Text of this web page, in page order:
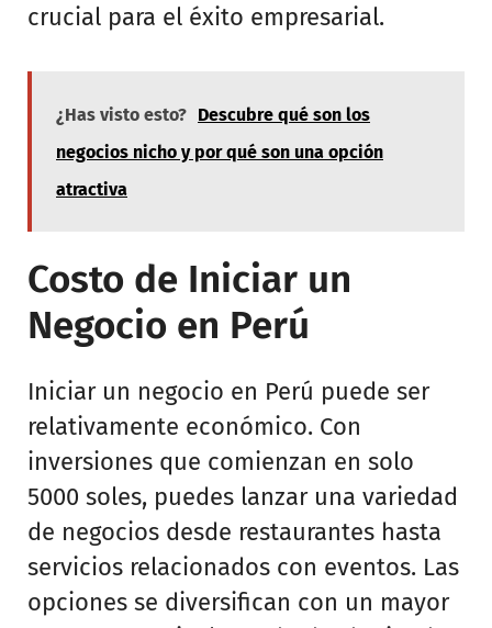
crucial para el éxito empresarial.
¿Has visto esto? Descubre qué son los
negocios nicho y por qué son una opción
atractiva
Costo de Iniciar un
Negocio en Perú
Iniciar un negocio en Perú puede ser
relativamente económico. Con
inversiones que comienzan en solo
5000 soles, puedes lanzar una variedad
de negocios desde restaurantes hasta
servicios relacionados con eventos. Las
opciones se diversifican con un mayor